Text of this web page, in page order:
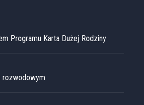
Programu Karta Dużej Rodziny
rozwodowym